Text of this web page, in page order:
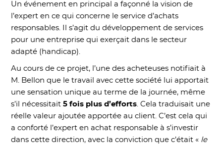
Un événement en principal a façonné la vision de
l’expert en ce qui concerne le service d’achats
responsables. Il s’agit du développement de services
pour une entreprise qui exerçait dans le secteur
adapté (handicap).
Au cours de ce projet, l’une des acheteuses notifiait à
M. Bellon que le travail avec cette société lui apportait
une sensation unique au terme de la journée, même
s’il nécessitait 5 fois plus d’efforts . Cela traduisait une
réelle valeur ajoutée apportée au client. C’est cela qui
a conforté l’expert en achat responsable à s’investir
dans cette direction, avec la conviction que c’était « le